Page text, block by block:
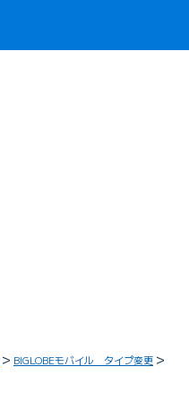
BIGLOBEモバイル タイプ変更